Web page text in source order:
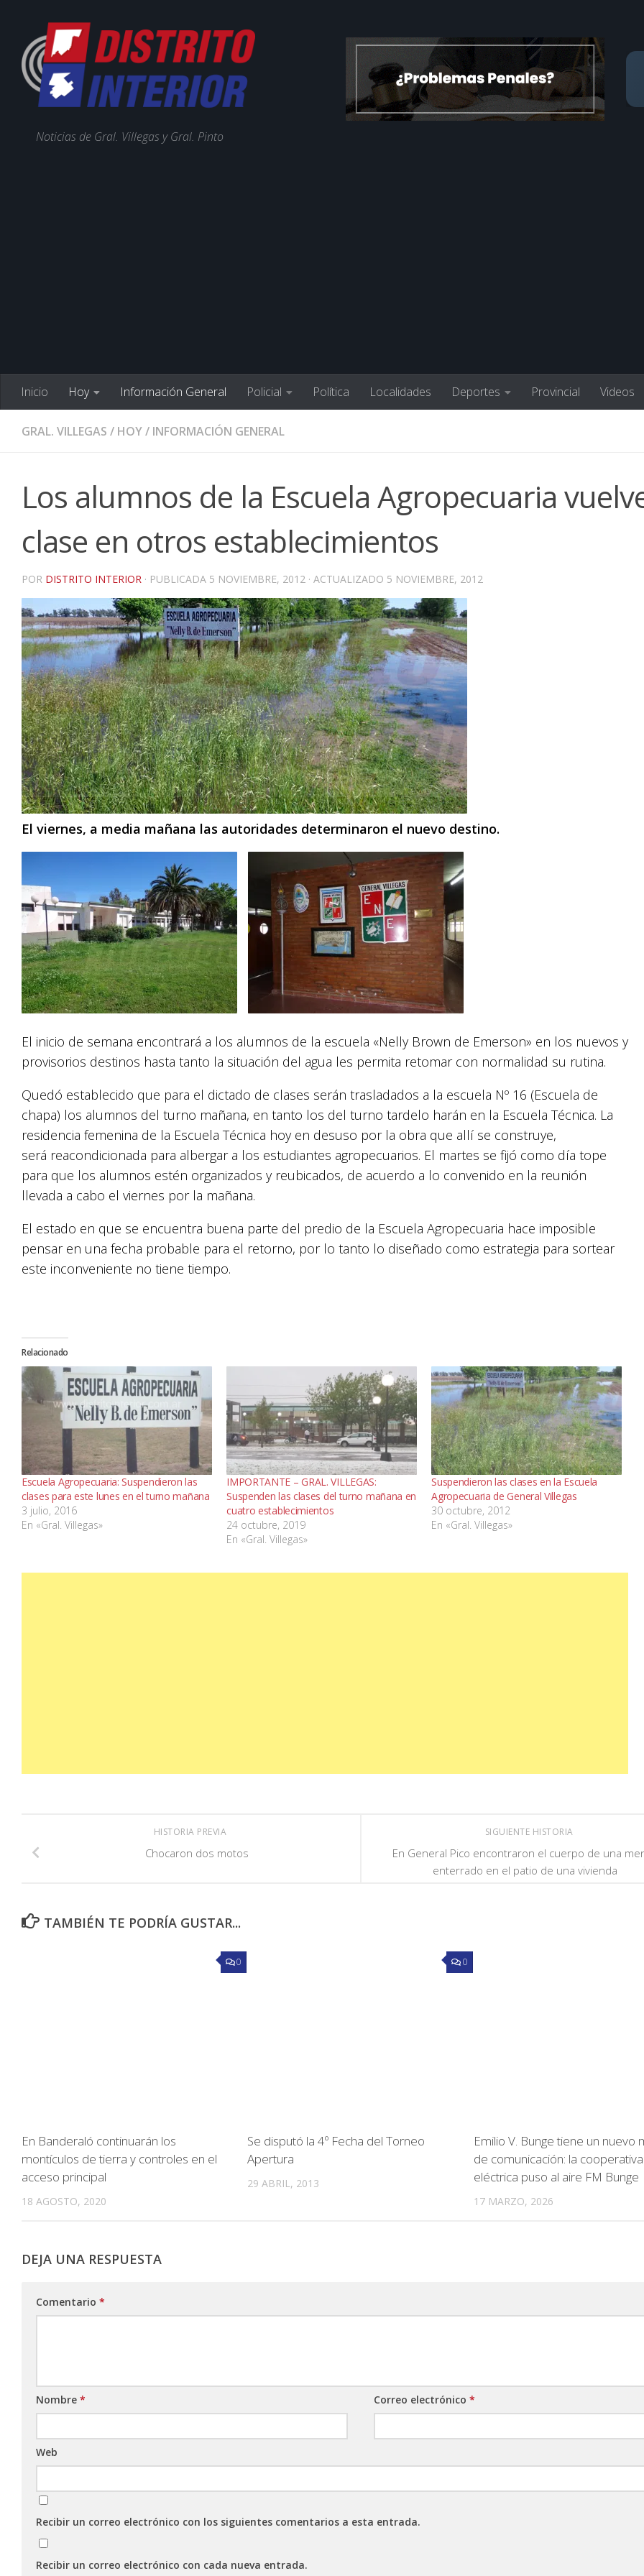
Noticias de Gral. Villegas y Gral. Pinto
Inicio Hoy Información General Policial Política Localidades Deportes Provincial Videos
GRAL. VILLEGAS / HOY/ INFORMACIÓN GENERAL
Los alumnos de la Escuela Agropecuaria
clase en otros establecimientos
POR DISTRITO INTERIOR · PUBLICADA 5 NOVIEMBRE, 2012 · ACTUALIZADO 5 NOVIEMBRE, 2012
El viernes, a media mañana las autoridades determinaron el nuevo destino.
El inicio de semana encontrará a los alumnos de la escuela «Nelly Brown de Emerson» en los nuevos y
provisorios destinos hasta tanto la situación del agua les permita retomar con normalidad su rutina.
Quedó establecido que para el dictado de clases serán trasladados a la escuela Nº 16 (Escuela de
chapa) los alumnos del turno mañana, en tanto los del turno tardelo harán en la Escuela Técnica. La
residencia femenina de la Escuela Técnica hoy en desuso por la obra que allí se construye,
será reacondicionada para albergar a los estudiantes agropecuarios. El martes se fijó como día tope
para que los alumnos estén organizados y reubicados, de acuerdo a lo convenido en la reunión
llevada a cabo el viernes por la mañana.
El estado en que se encuentra buena parte del predio de la Escuela Agropecuaria hace imposible
pensar en una fecha probable para el retorno, por lo tanto lo diseñado como estrategia para sortear
este inconveniente no tiene tiempo.
Relacionado
Escuela Agropecuaria: Suspendieron las
clases para este lunes en el turno mañana
3 julio, 2016
En «Gral. Villegas»
IMPORTANTE – GRAL. VILLEGAS:
Suspenden las clases del turno mañana en
cuatro establecimientos
24 octubre, 2019
En «Gral. Villegas»
Suspendieron las clases en la Escuela
Agropecuaria de General Villegas
30 octubre, 2012
En «Gral. Villegas»
SIGUIENTE HISTORIA
En General Pico encontraron el cuerpo de una
enterrado en el patio de una vivienda
HISTORIA PREVIA
Chocaron dos motos
TAMBIÉN TE PODRÍA GUSTAR...
0
En Banderaló continuarán los
montículos de tierra y controles en el
acceso principal
18 AGOSTO, 2020
0
Se disputó la 4º Fecha del Torneo
Apertura
29 ABRIL, 2013
Emilio V. Bunge tiene un nuevo
de comunicación: la cooperativa
eléctrica puso al aire FM Bunge
17 MARZO, 2026
DEJA UNA RESPUESTA
Comentario *
Nombre * Correo electrónico*
Web
Recibir un correo electrónico con los siguientes comentarios a esta entrada.
Recibir un correo electrónico con cada nueva entrada.